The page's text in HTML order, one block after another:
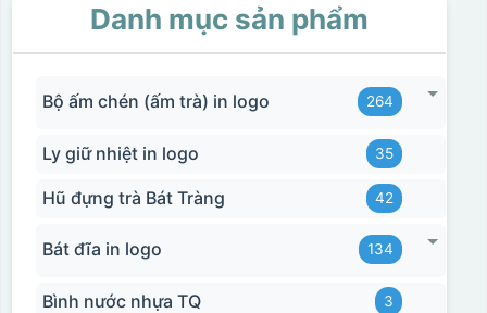
Danh mục sản phẩm
Bộ ấm chén (ấm trà) in logo 264
Ly giữ nhiệt in logo 35
Hũ đựng trà Bát Tràng 42
Bát đĩa in logo 134
Bình nước nhựa TQ 3